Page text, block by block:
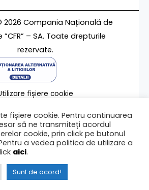
2026 Compania Națională de
”CFR” – SA. Toate drepturile
rezervate.
fișiere cookie
Contact
a paginii 09/05/2016
fișiere cookie. Pentru continuarea
să ne transmiteți acordul
cookie, prin click pe butonul
a vedea politica de utilizare a
aici.
Sunt de acord!